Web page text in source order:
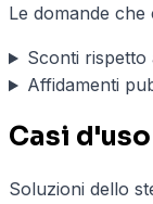
Le domande
Sconti rispetto
Affidamenti
Casi
Soluzioni dello